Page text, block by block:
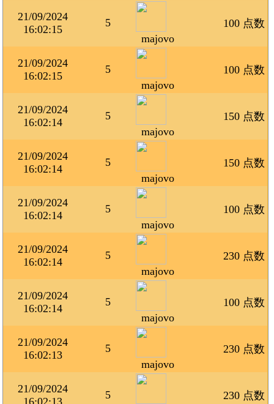
21/09/2024
16:02:15
5
majovo
100 点数
21/09/2024
16:02:15
5
majovo
100 点数
21/09/2024
16:02:14
5
majovo
150 点数
21/09/2024
16:02:14
5
majovo
150 点数
21/09/2024
16:02:14
5
majovo
100 点数
21/09/2024
16:02:14
5
majovo
230 点数
21/09/2024
16:02:14
5
majovo
100 点数
21/09/2024
16:02:13
5
majovo
230 点数
21/09/2024
16:02:13
5 230 点数